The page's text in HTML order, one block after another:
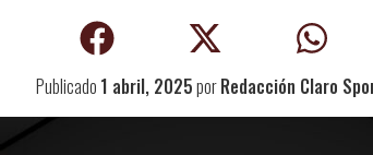
Publicado 1 abril, 2025porRedacción Claro